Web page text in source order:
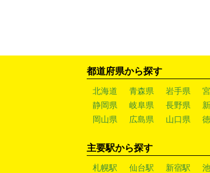
都道府県から探す
北海道 青森県 岩手県
静岡県
岐阜県 長野県
岡山県
広島県 山口県
主要駅から探す
札幌駅 仙台駅 新宿駅